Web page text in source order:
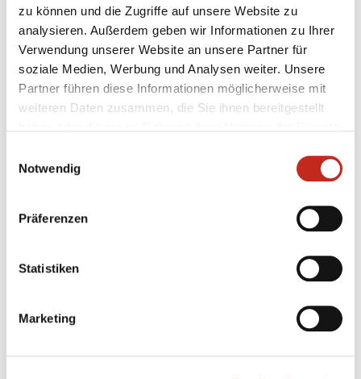
zu können und die Zugriffe auf unsere Website zu
analysieren. Außerdem geben wir Informationen zu Ihrer
Verwendung unserer Website an unsere Partner für
soziale Medien, Werbung und Analysen weiter. Unsere
Partner führen diese Informationen möglicherweise mit
weiteren Daten zusammen, die Sie ihnen bereitgestellt
Notwendig
Präferenzen
Statistiken
Marketing
Saison 10/11 Saison 11/12
Saison 13/14
Saison 14/15 Saison 15/16